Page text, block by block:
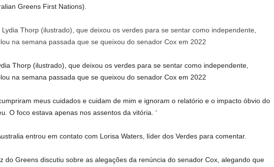
Greens First Nations).
Thorp (ilustrado), que deixou os verdes para se sentar como independente,
na semana passada que se queixou do senador Cox em 2022
meus cuidados e cuidam de mim e ignoram o relatório e o impacto óbvio do
O foco estava apenas nos assentos da vitória. ‘
entrou em contato com Lorisa Waters, líder dos Verdes para comentar.
do Greens discutiu sobre as alegações da renúncia do senador Cox, alegando que